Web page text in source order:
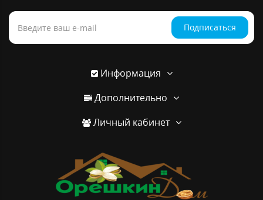
Подписаться
Информация
Дополнительно
Личный кабинет